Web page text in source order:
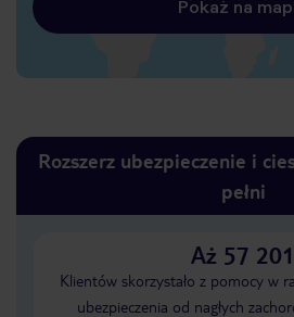
Pokaż na
Rozszerz ubezpieczenie i
pełni
Aż 57 201
Klientów skorzystało z pomocy w
ubezpieczenia od nagłych